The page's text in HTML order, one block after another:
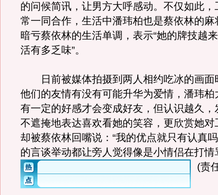
的问候简讯，让男方大呼感动。不仅如此，
常一同合作，生活中潘玮柏也是蔡依林的麻
暗亏蔡依林的生活单调，表示“她的牌技越
活有多乏味”。
日前被媒体拍摄到两人相约吃冰的画面
他们的友情有没有可能升华为爱情，潘玮柏
有一定的好感才会变成好友，但认识越久，
不遮掩地表达喜欢看她的笑容，更欣赏她对
却被蔡依林回嘴说：“我的优点就只有认真
的言谈举动都让旁人觉得像是小情侣在打
(责